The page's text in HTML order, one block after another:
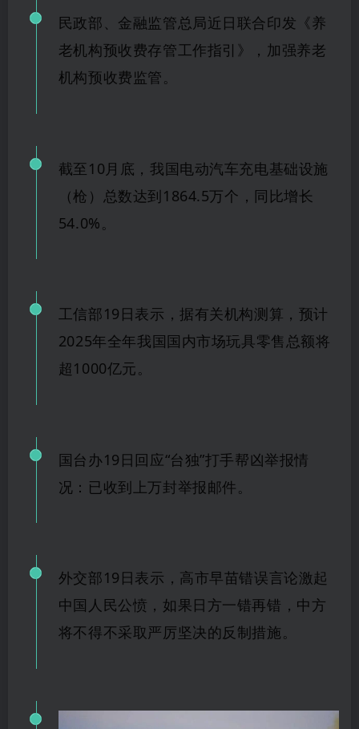
民政部、金融监管总局近日联合印发《养
老机构预收费存管工作指引》，加强养老
机构预收费监管。
截至10月底，我国电动汽车充电基础设施
（枪）总数达到1864.5万个， 同比增长
54.0%。
工信部19日表示，据有关机构测算，预计
2025年全年我国国内市场玩具零售总额将
超1 000亿元。
国台办19日 回应“台独”打手帮凶举报情
况：已收到上万封举报邮件。
外交部19日表示，高市早苗错误言论激起
中国人民公愤，如果日方一错再错，中方
将不得不采取严厉坚决的反制措施。